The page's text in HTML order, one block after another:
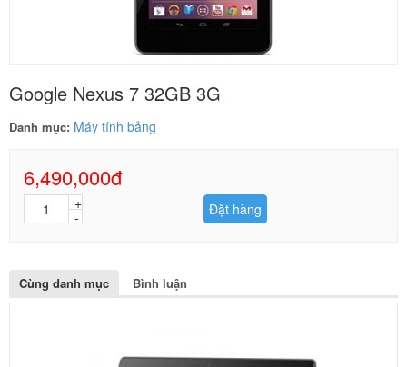
Google Nexus 7 32GB 3G
Danh mục: Máy tính bảng
6,490,000đ
Đặt hàng
Cùng danh mục Bình luận